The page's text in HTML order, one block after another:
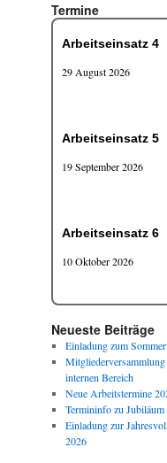
Termine
Arbeitseinsatz 4
29 August 2026
Arbeitseinsatz 5
19 September 2026
Arbeitseinsatz 6
10 Oktober 2026
Neueste Beiträge
Einladung zum
internen Bereich
Neue Arbeitstermine
Termininfo zu Jubiläum
Einladung zur
2026